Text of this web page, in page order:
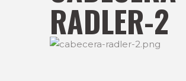
RADLER-2